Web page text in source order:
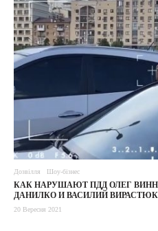
Дозвілля Шоу-бізнес
КАК НАРУШАЮТ ПДД ОЛЕГ
ДАНИЛКО И ВАСИЛИЙ ВИРАСТЮК
20 Вересня 2021